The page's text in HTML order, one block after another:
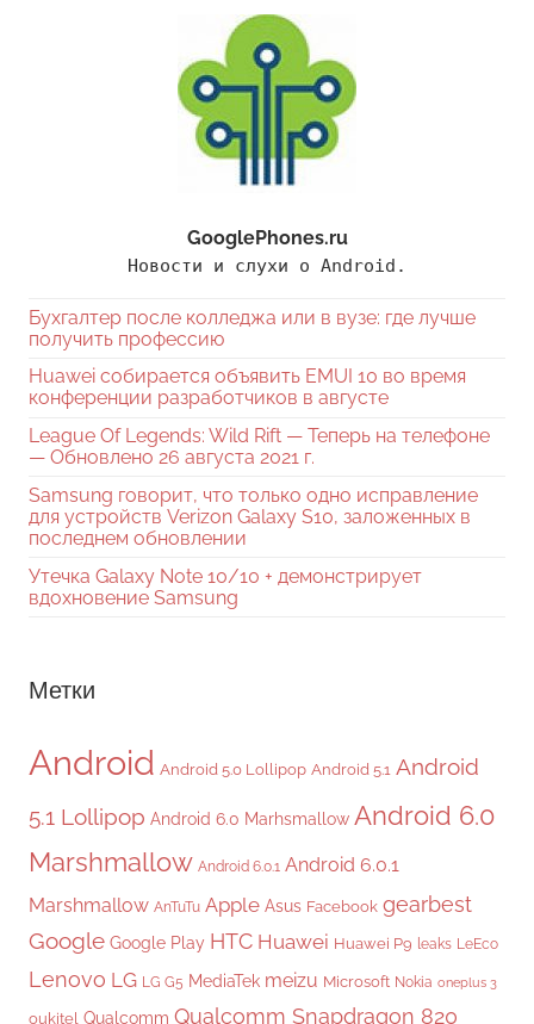
GooglePhones.ru
Новости и слухи о Android.
Бухгалтер после колледжа или в вузе: где лучше
получить профессию
Huawei собирается объявить EMUI 10 во время
конференции разработчиков в августе
League Of Legends: Wild Rift — Теперь на телефоне
— Обновлено 26 августа 2021 г.
Samsung говорит, что только одно исправление
для устройств Verizon Galaxy S10, заложенных в
последнем обновлении
Утечка Galaxy Note 10/10 + демонстрирует
вдохновение Samsung
Метки
Android Android 5.0 Lollipop Android 5.1 Android
5.1 Lollipop Android 6.0 Marhsmallow Android 6.0
Marshmallow Android 6.0.1 Android 6.0.1
Marshmallow AnTuTu Apple Asus Facebook gearbest
Google Google Play HTC Huawei Huawei P9 leaks LeEco
Lenovo LG LG G5 MediaTek meizu Microsoft Nokia oneplus 3
oukitel Qualcomm Qualcomm Snapdragon 820